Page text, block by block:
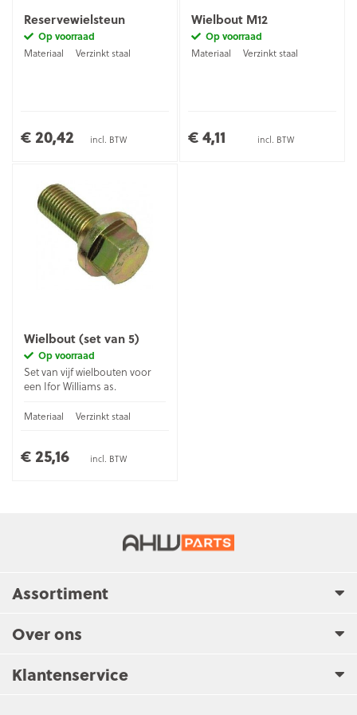
Reservewielsteun
Op voorraad
Materiaal
Verzinkt staal
€ 20,42 incl. BTW
Wielbout M12
Op voorraad
Materiaal
Verzinkt staal
€ 4,11 incl. BTW
Wielbout (set van 5)
Op voorraad
Set van vijf wielbouten voor
een Ifor Williams as.
Materiaal Verzinkt staal
€ 25,16 incl. BTW
Assortiment
Over ons
Klantenservice